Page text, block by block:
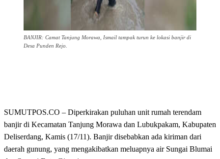
BANJIR: Camat Tanjung Morawa, Ismail tampak turun ke lokasi banjir di
Desa Punden Rejo.
SUMUTPOS.CO – Diperkirakan puluhan unit rumah terendam
banjir di Kecamatan Tanjung Morawa dan Lubukpakam, Kabupaten
Deliserdang, Kamis (17/11). Banjir disebabkan ada kiriman dari
daerah gunung, yang mengakibatkan meluapnya air Sungai Blumai